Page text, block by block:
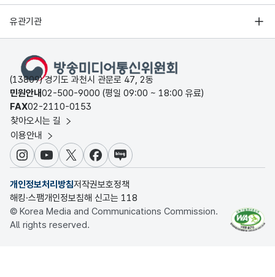
유관기관
(13809) 경기도 과천시 관문로 47, 2동
민원안내02-500-9000 (평일 09:00 ~ 18:00 유료)
FAX02-2110-0153
찾아오시는 길
이용안내
인스타그램
유튜브X 페이스북
블로그
개인정보처리방침저작권보호정책
해킹·스팸개인정보침해 신고는 118
© Korea Media and Communications Commission.
All rights reserved.